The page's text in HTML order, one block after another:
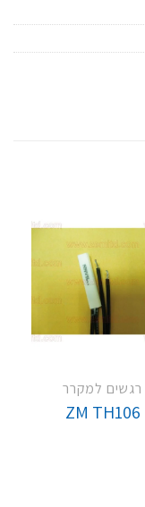
רגשים למקרר
ZM TH106